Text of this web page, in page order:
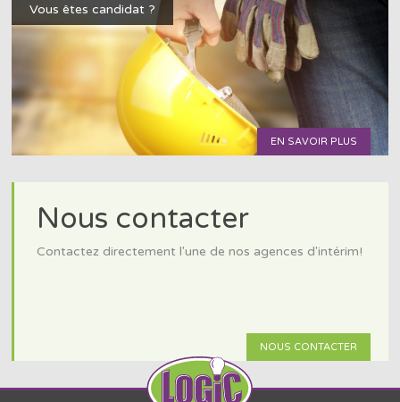
Vous êtes candidat ?
EN SAVOIR PLUS
Nous contacter
Contactez directement l'une de nos agences d'intérim!
NOUS CONTACTER